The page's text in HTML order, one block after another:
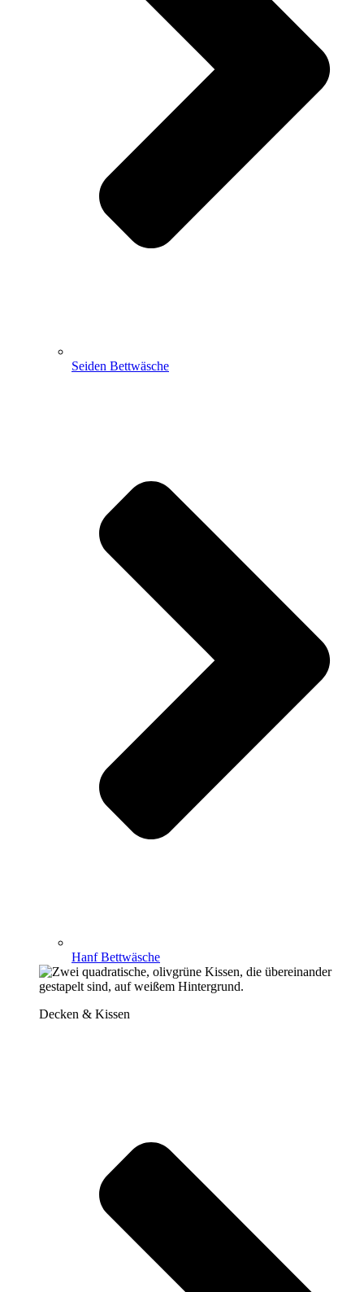
Seiden Bettwäsche
Hanf Bettwäsche
Decken & Kissen